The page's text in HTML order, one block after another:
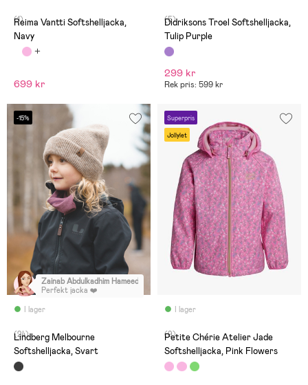
(1)
Reima Vantti Softshelljacka,
Navy
699 kr
(5)
Didriksons Troel Softshelljacka,
Tulip Purple
299 kr
Rek pris: 599 kr
-15%
I lager
Zainab Abdulkadhim Hameed
Perfekt jacka ❤️
(24)
Lindberg Melbourne
Softshelljacka, Svart
Superpris
Jollylet
I lager
(9)
Petite Chérie Atelier Jade
Softshelljacka, Pink Flowers